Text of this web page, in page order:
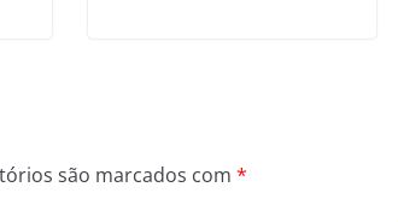
são marcados com *